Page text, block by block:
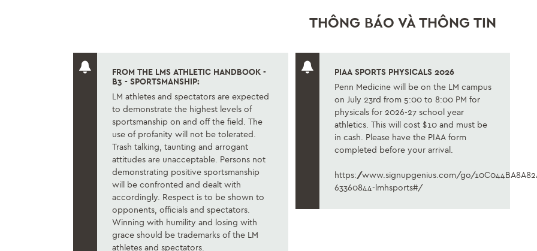
THÔNG BÁO VÀ THÔNG TIN
FROM THE LMS ATHLETIC HANDBOOK -
B3 - SPORTSMANSHIP:
LM athletes and spectators are expected
to demonstrate the highest levels of
sportsmanship on and off the field. The
use of profanity will not be tolerated.
Trash talking, taunting and arrogant
attitudes are unacceptable. Persons not
demonstrating positive sportsmanship
will be confronted and dealt with
accordingly. Respect is to be shown to
opponents, officials and spectators.
Winning with humility and losing with
grace should be trademarks of the LM
athletes and spectators.
PIAA SPORTS PHYSICALS 2026
Penn Medicine will be on the LM campus
on July 23rd from 5:00 to 8:00 PM for
physicals for 2026-27 school year
athletics. This will cost $10 and must be
in cash. Please have the PIAA form
completed before your arrival.
https://www.signupgenius.com/go/
63360844-lmhsports#/